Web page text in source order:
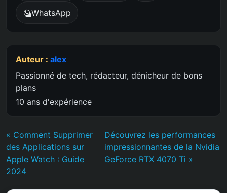
WhatsApp
Auteur : alex
Passionné de tech, rédacteur, dénicheur de bons
plans
10 ans d'expérience
« Comment Supprimer
des Applications sur
Apple Watch : Guide
2024
Découvrez les performances
impressionnantes de la Nvidia
GeForce RTX 4070 Ti »